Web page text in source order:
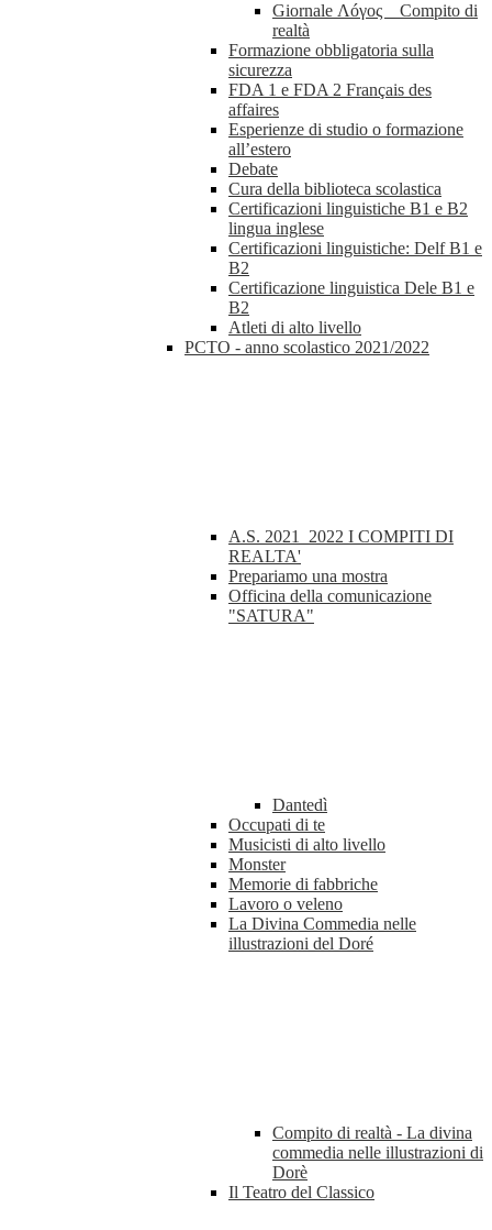
Giornale Λóγος _ Compito di
realtà
Formazione obbligatoria sulla
sicurezza
FDA 1 e FDA 2 Français des
affaires
Esperienze di studio o formazione
all’estero
Debate
Cura della biblioteca scolastica
Certificazioni linguistiche B1 e B2
lingua inglese
Certificazioni linguistiche: Delf B1 e
B2
Certificazione linguistica Dele B1 e
B2
Atleti di alto livello
PCTO - anno scolastico 2021/2022
A.S. 2021_2022 I COMPITI DI
REALTA'
Prepariamo una mostra
Officina della comunicazione
"SATURA"
Dantedì
Occupati di te
Musicisti di alto livello
Monster
Memorie di fabbriche
Lavoro o veleno
La Divina Commedia nelle
illustrazioni del Doré
Compito di realtà - La divina
commedia nelle illustrazioni di
Dorè
Il Teatro del Classico